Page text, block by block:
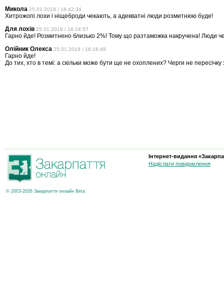
Микола 25.01.2019 / 18:42:34
Хитрожопі лохи і ніщеброди чекають, а адекватні люди розмитнюю буде!
Для лохiв 25.01.2019 / 18:24:57
Гарно йде! Розмитнено близько 2%! Тому що разтаможка накручена! Люди
Олійник Олекса 25.01.2019 / 18:18:49
Гарно йде!
До тих, хто в темі: а скільки може бути ще не охоплених? Черги не пересічку
© 2003-2026 Закарпаття онлайн Beta
Інтернет-видання
Надіслати повідомлення